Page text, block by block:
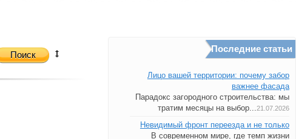
Поиск
Последние статьи
Лицо вашей территории: почему забор
важнее фасада
Парадокс загородного строительства: мы
тратим месяцы на выбор...21.07.2026
Невидимый фронт переезда и не только
В современном мире, где темп жизни